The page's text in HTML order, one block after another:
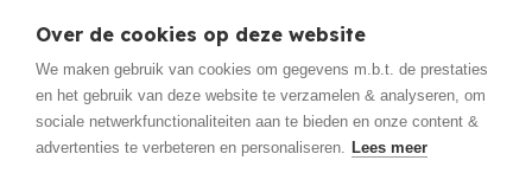
Contact
Eigenaarslogin
Over de cookies op deze website
We maken gebruik van cookies om gegevens m.b.t. de prestaties
en het gebruik van deze website te verzamelen & analyseren, om
sociale netwerkfunctionaliteiten aan te bieden en onze content &
advertenties te verbeteren en personaliseren. Lees meer